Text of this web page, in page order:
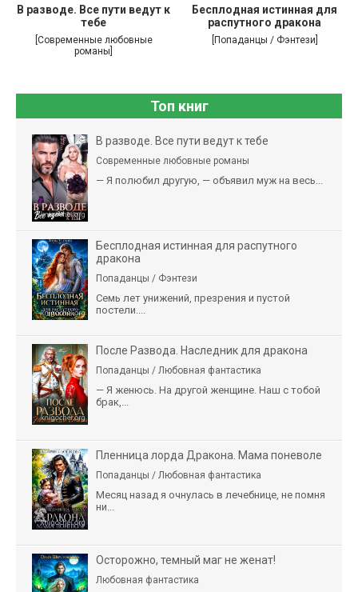
В разводе. Все пути ведут к
тебе
[Современные любовные
романы]
Бесплодная истинная для
распутного дракона
[Попаданцы / Фэнтези]
Топ книг
В разводе. Все пути ведут к тебе
Современные любовные романы
— Я полюбил другую, — объявил муж на весь...
Бесплодная истинная для распутного
дракона
Попаданцы / Фэнтези
Семь лет унижений, презрения и пустой
постели....
После Развода. Наследник для дракона
Попаданцы / Любовная фантастика
— Я женюсь. На другой женщине. Наш с тобой
брак,...
Пленница лорда Дракона. Мама поневоле
Попаданцы / Любовная фантастика
Месяц назад я очнулась в лечебнице, не помня
ни...
Осторожно, темный маг не женат!
Любовная фантастика